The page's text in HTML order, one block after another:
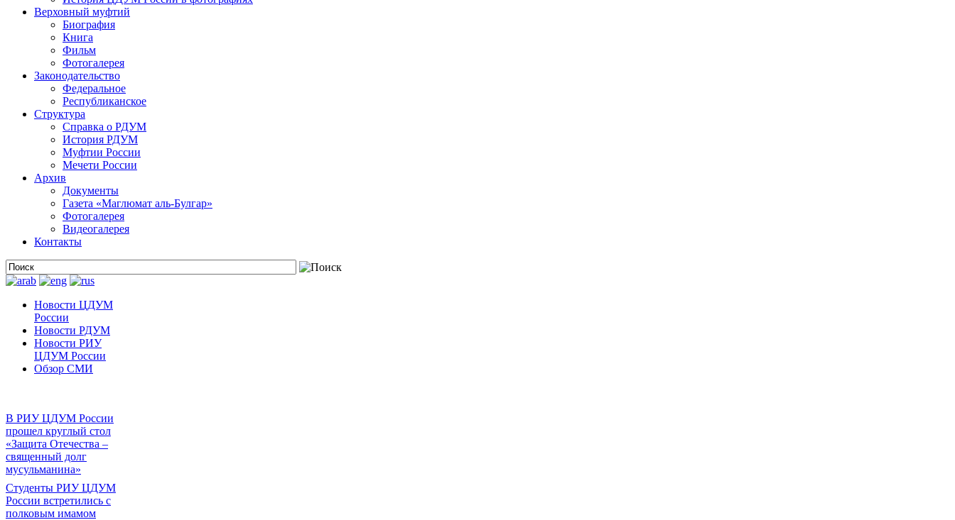
Верховный муфтий
Биография
Книга
Фильм
Фотогалерея
Законодательство
Федеральное
Республиканское
Структура
Справка о РДУМ
История РДУМ
Муфтии России
Мечети России
Архив
Документы
Газета «Маглюмат аль-Булгар»
Фотогалерея
Видеогалерея
Контакты
Новости ЦДУМ
России
Новости РДУМ
Новости РИУ
ЦДУМ России
Обзор СМИ
В РИУ ЦДУМ России
прошел круглый стол
«Защита Отечества –
священный долг
мусульманина»
Студенты РИУ ЦДУМ
России встретились с
полковым имамом